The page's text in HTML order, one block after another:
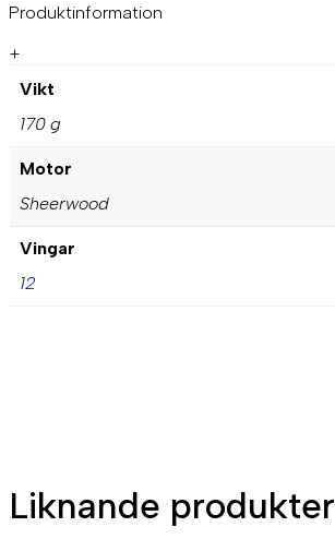
Produktinformation
+
Vikt
170 g
Motor
Sheerwood
Vingar
12
Liknande produkter